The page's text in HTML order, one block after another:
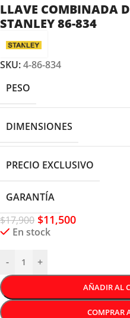
LLAVE COMBINADA
STANLEY 86-834
SKU:4-86-834
PESO
DIMENSIONES
PRECIO EXCLUSIVO
GARANTÍA
$17,900 $11,500
En stock
- +
AÑADIR AL
COMPRAR